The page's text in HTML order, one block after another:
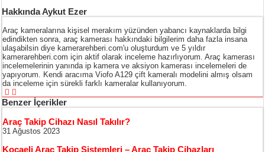
Hakkında Aykut Ezer
Araç kameralarına kişisel merakım yüzünden yabancı kaynaklarda bilgi
edindikten sonra, araç kamerası hakkındaki bilgilerim daha fazla insana
ulaşabilsin diye kamerarehberi.com'u oluşturdum ve 5 yıldır
kamerarehberi.com için aktif olarak inceleme hazırlıyorum. Araç kamerası
incelemelerinin yanında ip kamera ve aksiyon kamerası incelemeleri de
yapıyorum. Kendi aracıma Viofo A129 çift kameralı modelini almış olsam
da inceleme için sürekli farklı kameralar kullanıyorum.
Benzer İçerikler
Araç Takip Cihazı Nasıl Takılır?
31 Ağustos 2023
Kocaeli Araç Takip Sistemleri – Araç Takip Cihazları